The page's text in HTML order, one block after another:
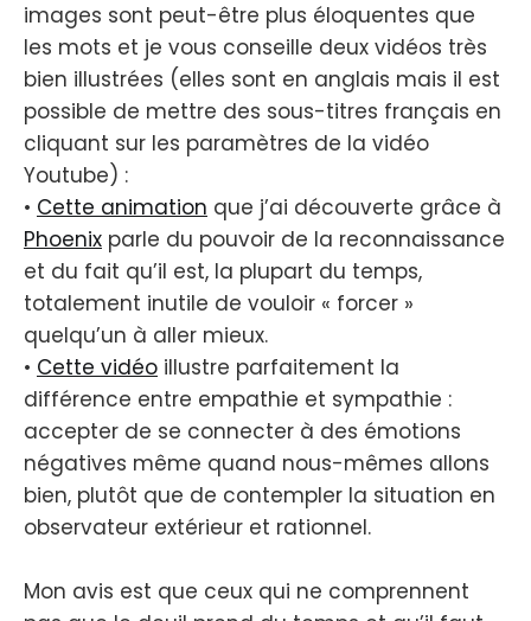
images sont peut-être plus éloquentes que
les mots et je vous conseille deux vidéos très
bien illustrées (elles sont en anglais mais il est
possible de mettre des sous-titres français en
cliquant sur les paramètres de la vidéo
Youtube) :
• Cette animation que j’ai découverte grâce à
Phoenix parle du pouvoir de la reconnaissance
et du fait qu’il est, la plupart du temps,
totalement inutile de vouloir « forcer »
quelqu’un à aller mieux.
• Cette vidéo illustre parfaitement la
différence entre empathie et sympathie :
accepter de se connecter à des émotions
négatives même quand nous-mêmes allons
bien, plutôt que de contempler la situation en
observateur extérieur et rationnel.
Mon avis est que ceux qui ne comprennent